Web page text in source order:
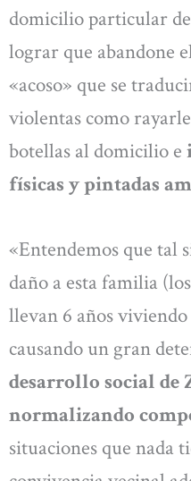
domicilio particular
lograr que abandone
«acoso» que se
violentas como
botellas al domicilio e
físicas y pintadas
«Entendemos que tal
daño a esta familia
llevan 6 años
causando un gran
desarrollo social de
normalizando
situaciones que nada